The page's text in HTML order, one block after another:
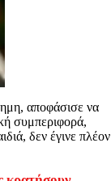
αποφάσισε να
συμπεριφορά,
δεν έγινε πλέον